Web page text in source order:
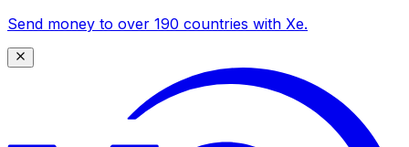
Send money to over 190 countries with Xe.